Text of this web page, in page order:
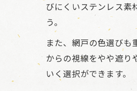
びにくいステンレス素
う。
また、網戸の色選びも
からの視線をやや遮り
いく選択ができます。